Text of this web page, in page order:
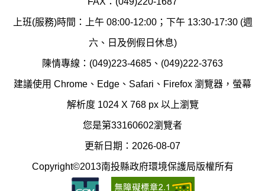
保
局
圖
染
制
科
(南
上班(服務)時間：上午 08:00-12:00；下午 13:30-17:30 (週
六、日及例假日休息)
陳情專線：(049)223-4685、(049)222-3763
建議使用 Chrome、Edge、Safari、Firefox 瀏覽器，螢幕
解析度 1024 X 768 px 以上瀏覽
您是第33160602瀏覽者
更新日期：2026-08-07
Copyright©2013南投縣政府環境保護局版權所有